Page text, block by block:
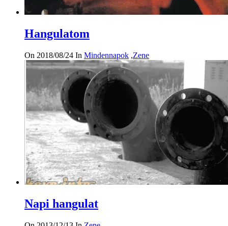
Hangulatom
On 2018/08/24 In Mindennapok ,Zene
Napi hangulat